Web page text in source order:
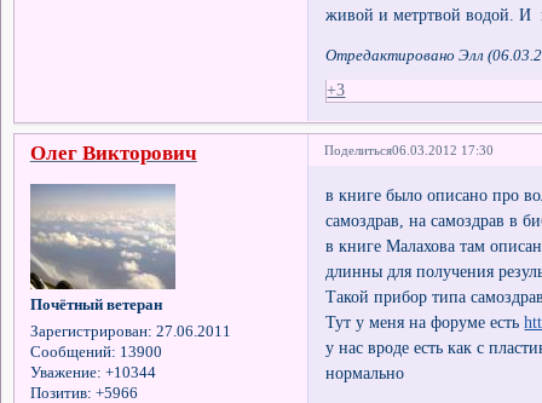
живой и метртвой водой. И
Отредактировано Элл
+3
Поделиться06.03.2012 17:30
Олег Викторович
Почётный ветеран
Зарегистрирован: 27.06.2011
Сообщений: 13900
Уважение: +10344
Позитив: +5966
в книге было описано про
самоздрав, на самоздрав в
в книге Малахова там
длинны для получения
Такой прибор типа
Тут у меня на форуме есть
у нас вроде есть как с
нормально